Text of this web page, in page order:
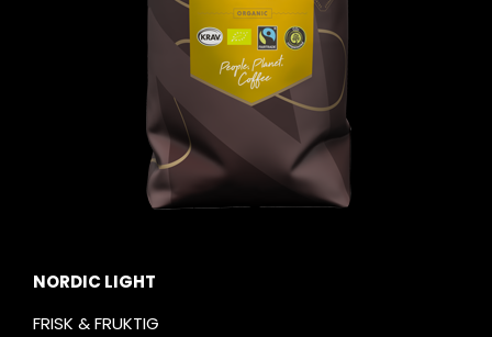
NORDIC LIGHT
FRISK & FRUKTIG